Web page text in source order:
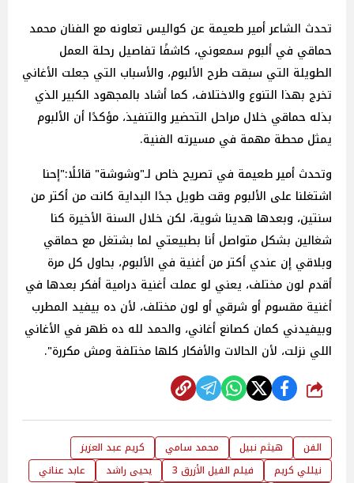
تحدث الشاعر أمير طعيمة عن كواليس تعاونه مع الفنان محمد
حماقي في ألبوم سمعوني، كاشفًا تفاصيل رحلة العمل
الطويلة التي سبقت طرح الألبوم، والأسباب التي جعلت الأغاني
تخرج بهذا التنوع والاختلاف، كما أشاد بالمجهود الكبير الذي
بذله حماقي خلال مراحل التحضير والتنفيذ، مؤكدًا أن الألبوم
يمثل محطة مهمة في مسيرته الفنية.
وتحدث أمير طعيمة في تصريح خاص لـ"وشوشة" قائلًا:"إحنا
اشتغلنا على الألبوم وقت طويل جدًا البداية كانت من أكتر من
سنتين، وبعدها هدينا شوية، لكن خلال السنة الأخيرة كنا
شغالين بشكل متواصل أنا بطبيعتي لما بشتغل مع حماقي
وبلاقي إن عندي أكتر من أغنية في الألبوم، بحاول كل مرة
أقدم لون مختلف، يعني لو عملت أغنية درامية أفكر بعدها في
أغنية مقسوم أو شرقي أو لون مختلف، لأن ده بيفيد المطرب
وبيفيدني كمان كصانع أغاني، والحمد لله ده ظهر في الأغاني
اللي نزلت، لأن الحالات والأفكار كلها مختلفة ومش مكررة".
شارك
الفن هيثم نبيل محمد سامي
كريم عبد العزيز
نيللي كريم
فيلم الفيل الأزرق 3 يحيى راشد
عابد عناني